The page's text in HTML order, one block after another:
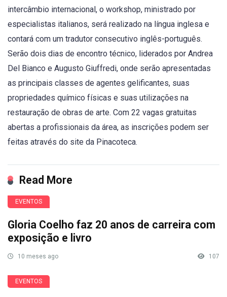
intercâmbio internacional, o workshop, ministrado por
especialistas italianos, será realizado na língua inglesa e
contará com um tradutor consecutivo inglês-português.
Serão dois dias de encontro técnico, liderados por Andrea
Del Bianco e Augusto Giuffredi, onde serão apresentadas
as principais classes de agentes gelificantes, suas
propriedades químico físicas e suas utilizações na
restauração de obras de arte. Com 22 vagas gratuitas
abertas a profissionais da área, as inscrições podem ser
feitas através do site da Pinacoteca.
Read More
EVENTOS
Gloria Coelho faz 20 anos de carreira com
exposição e livro
10 meses ago 107
EVENTOS